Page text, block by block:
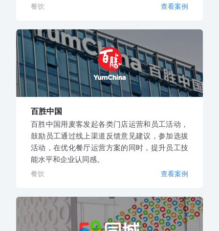
餐饮 查看案例
百胜中国
百胜中国用麦客发起各类门店运营和员工活动，
鼓励员工通过线上渠道反馈意见建议，参加选拔
活动，在优化餐厅运营方案的同时，提升员工技
能水平和企业认同感。
餐饮 查看案例